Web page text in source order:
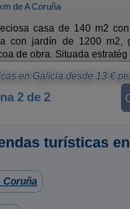
de A Coruña
casa de 140 m2
con jardín de 1200 m2,
de obra. Situada estratég
en Galicia desde 13€
2 de 2
turísticas
Coruña